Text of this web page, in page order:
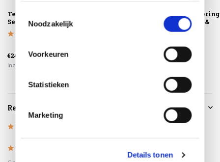
Noodzakelijk
Voorkeuren
Statistieken
Marketing
Details tonen
Teak Cleaner 4-
Seasons Outdoor
€24,95
Incl. btw
Extra gemak &
geen afval
€225,00
Reviews